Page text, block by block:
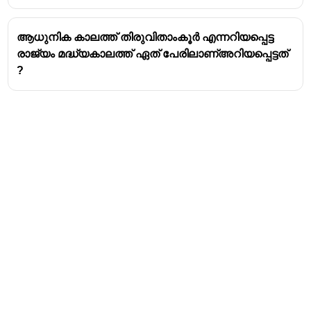
ആധുനിക കാലത്ത് തിരുവിതാംകൂർ എന്നറിയപ്പെട്ട
രാജ്യം മദ്ധ്യകാലത്ത് ഏത് പേരിലാണ്അറിയപ്പെട്ടത്
?